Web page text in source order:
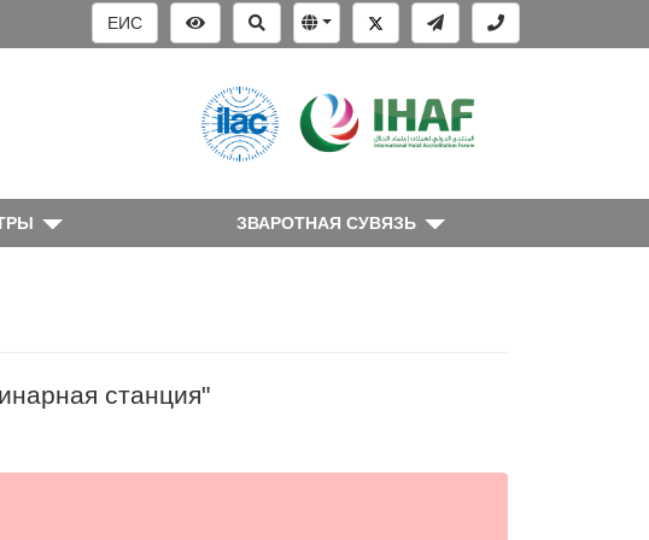
ЕИС
ЗВАРОТНАЯ СУВЯЗЬ
станция"